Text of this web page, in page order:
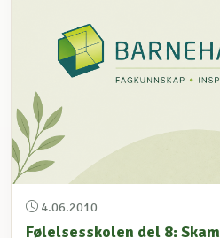
4.06.2010
Følelsesskolen del 8: Skam